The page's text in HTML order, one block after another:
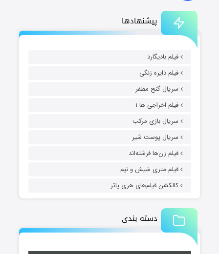
پیشنهادها
فیلم بادیگارد
فیلم دایره زنگی
سریال گنج مظفر
فیلم اخراجی ها ۱
سریال بازی مرکب
سریال پوست شیر
فیلم زن‌ها فرشته‌اند
فیلم متری شیش و نیم
کالکشن فیلم‌های هری پاتر
دسته بندی